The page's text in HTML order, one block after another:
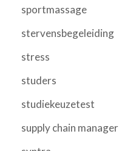
sportmassage
stervensbegeleiding
stress
studers
studiekeuzetest
supply chain manager